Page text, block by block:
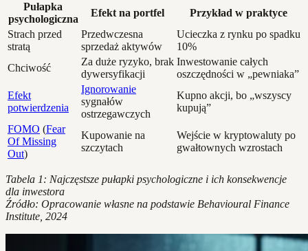
Pułapka
psychologiczna
Efekt na portfel
Przykład w praktyce
Strach przed
stratą
Przedwczesna
sprzedaż aktywów
Ucieczka z rynku po spadku
10%
Chciwość
Za duże ryzyko, brak
dywersyfikacji
Inwestowanie całych
oszczędności w „pewniaka”
Efekt
potwierdzenia
Ignorowanie
sygnałów
ostrzegawczych
Kupno akcji, bo „wszyscy
kupują”
FOMO (Fear
Of Missing
Out)
Kupowanie na
szczytach
Wejście w kryptowaluty po
gwałtownych wzrostach
Tabela 1: Najczęstsze pułapki psychologiczne i ich konsekwencje
dla inwestora
Źródło: Opracowanie własne na podstawie Behavioural Finance
Institute, 2024